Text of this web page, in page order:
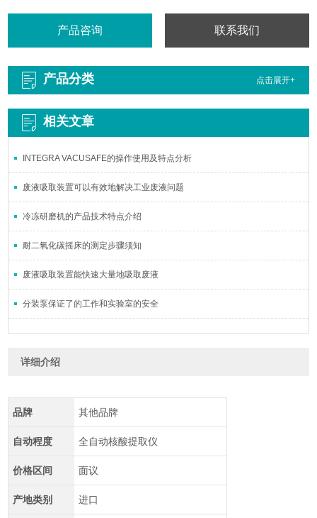
产品咨询 联系我们
产品分类 点击展开+
相关文章
INTEGRA VACUSAFE的操作使用及特点分析
废液吸取装置可以有效地解决工业废液问题
冷冻研磨机的产品技术特点介绍
耐二氧化碳摇床的测定步骤须知
废液吸取装置能快速大量地吸取废液
分装泵保证了的工作和实验室的安全
详细介绍
品牌 其他品牌
自动程度 全自动核酸提取仪
价格区间 面议
产地类别 进口